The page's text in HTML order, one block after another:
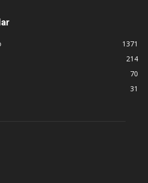
1371
214
70
31